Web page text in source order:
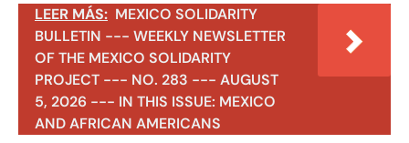
LEER MÁS: MEXICO SOLIDARITY
BULLETIN --- WEEKLY NEWSLETTER
OF THE MEXICO SOLIDARITY
PROJECT --- NO. 283 --- AUGUST
5, 2026 --- IN THIS ISSUE: MEXICO
AND AFRICAN AMERICANS